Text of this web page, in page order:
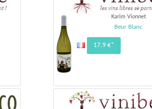
Karim Vionnet
Beur Blanc
17.9 €*